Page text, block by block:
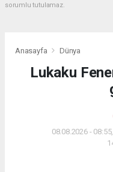
sorumlu tutulamaz.
Anasayfa Dünya
Lukaku
08.08.2026 -